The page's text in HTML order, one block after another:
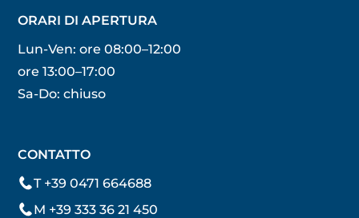
ORARI DI APERTURA
Lun-Ven: ore 08:00–12:00
ore 13:00–17:00
Sa-Do: chiuso
CONTATTO
T +39 0471 664688
M +39 333 36 21 450